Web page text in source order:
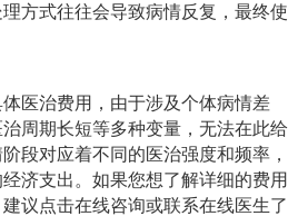
方式往往会导致病情反复，最终使
医治费用，由于涉及个体病情差
周期长短等多种变量，无法在此给
段对应着不同的医治强度和频率，
济支出。如果您想了解详细的费用
议点击在线咨询或联系在线医生了